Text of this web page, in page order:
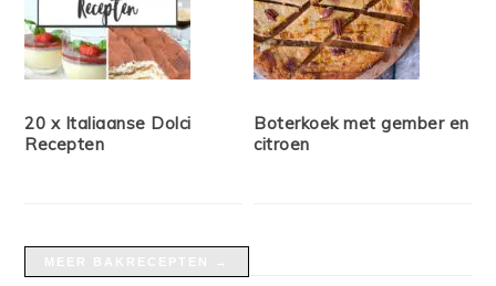
20 x Italiaanse Dolci
Recepten
Boterkoek met gember en
citroen